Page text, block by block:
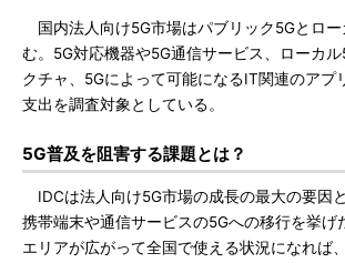
国内法人向け5G市場はパブリック5Gとロー
む。5G対応機器や5G通信サービス、ローカ
クチャ、5Gによって可能になるIT関連のアプ
支出を調査対象としている。
5G普及を阻害する課題とは？
IDCは法人向け5G市場の成長の最大の要因
携帯端末や通信サービスの5Gへの移行を挙げ
エリアが広がって全国で使える状況になれば